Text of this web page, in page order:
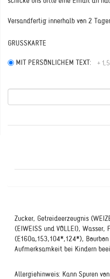
Versandfertig innerhalb von 2
GRUSSKARTE
MIT PERSÖNLICHEM TEXT: +
Zucker, Getreideerzeugnis
(EIWEISS und VOLLEI), Wasser,
(E160a,153,104*,124*),
Aufmerksamkeit bei Kindern
Allergiehinweis: Kann Spuren von